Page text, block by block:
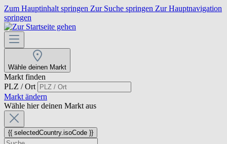
Zum Hauptinhalt springen Zur Suche springen Zur Hauptnavigation
springen
Wähle deinen Markt
Markt finden
PLZ / Ort
Markt ändern
Wähle hier deinen Markt aus
{{ selectedCountry.isoCode }}